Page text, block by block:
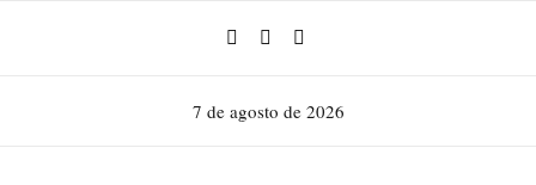
7 de agosto de 2026